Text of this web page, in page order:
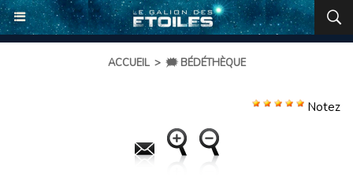
ACCUEIL > 🗯️ BÉDÉTHÈQUE
Notez